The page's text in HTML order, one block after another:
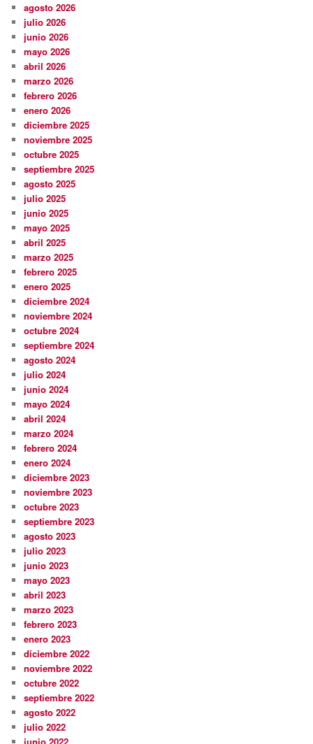
agosto 2026
julio 2026
junio 2026
mayo 2026
abril 2026
marzo 2026
febrero 2026
enero 2026
diciembre 2025
noviembre 2025
octubre 2025
septiembre 2025
agosto 2025
julio 2025
junio 2025
mayo 2025
abril 2025
marzo 2025
febrero 2025
enero 2025
diciembre 2024
noviembre 2024
octubre 2024
septiembre 2024
agosto 2024
julio 2024
junio 2024
mayo 2024
abril 2024
marzo 2024
febrero 2024
enero 2024
diciembre 2023
noviembre 2023
octubre 2023
septiembre 2023
agosto 2023
julio 2023
junio 2023
mayo 2023
abril 2023
marzo 2023
febrero 2023
enero 2023
diciembre 2022
noviembre 2022
octubre 2022
septiembre 2022
agosto 2022
julio 2022